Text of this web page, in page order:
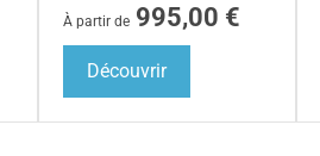
À partir de 995,00 €
Découvrir